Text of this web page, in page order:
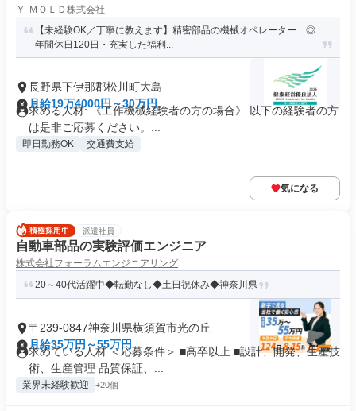
Ｙ‐ＭＯＬＤ株式会社
【未経験OK／丁寧に教えます】精密部品の機械オペレーター ◎
年間休日120日・充実した福利...
長野県下伊那郡松川町大島
月給19万4000円～30万円
求める人材: 《工作機械経験者の方の場合》 以下の経験者の方
は是非ご応募ください。...
即日勤務OK 交通費支給
気になる
派遣社員
自動車部品の実験評価エンジニア
株式会社フォーラムエンジニアリング
20～40代活躍中◆転勤なし◆土日祝休み◆神奈川県
〒239-0847神奈川県横須賀市光の丘
月給35万円～55万円
求めている人材 ＜応募条件＞ ■高卒以上 ■設計、開発、生産技
術、生産管理 品質保証、...
業界未経験歓迎 +20個